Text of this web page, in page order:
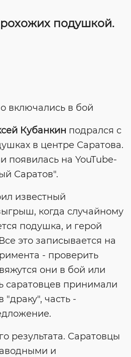
подушкой.
включались в бой
Кубанкин подрался с
в центре Саратова.
появилась на YouTube-
Саратов".
известный
когда случайному
подушка, и герой
это записывается на
- проверить
они в бой или
саратовцев принимали
"драку", часть -
результата. Саратовцы
и